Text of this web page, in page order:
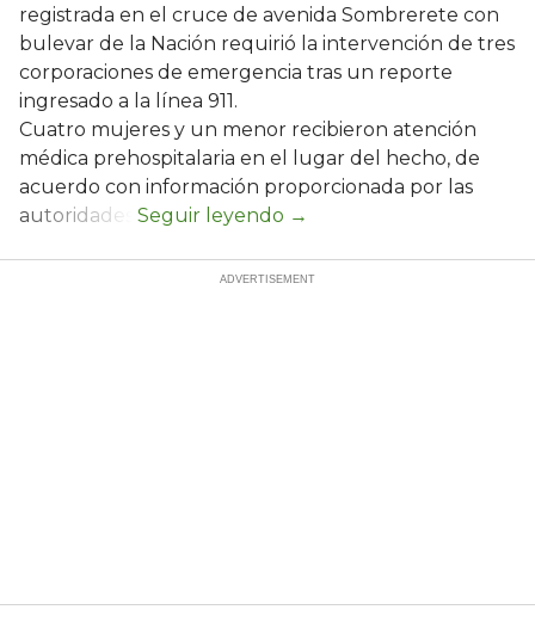
registrada en el cruce de avenida Sombrerete con
bulevar de la Nación requirió la intervención de tres
corporaciones de emergencia tras un reporte
ingresado a la línea 911.
Cuatro mujeres y un menor recibieron atención
médica prehospitalaria en el lugar del hecho, de
acuerdo con información proporcionada por las
autoridades.